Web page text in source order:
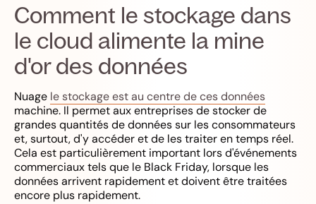
Comment le stockage dans
le cloud alimente la mine
d'or des données
Nuage le stockage est au centre de ces données
machine. Il permet aux entreprises de stocker de
grandes quantités de données sur les consommateurs
et, surtout, d'y accéder et de les traiter en temps réel.
Cela est particulièrement important lors d'événements
commerciaux tels que le Black Friday, lorsque les
données arrivent rapidement et doivent être traitées
encore plus rapidement.